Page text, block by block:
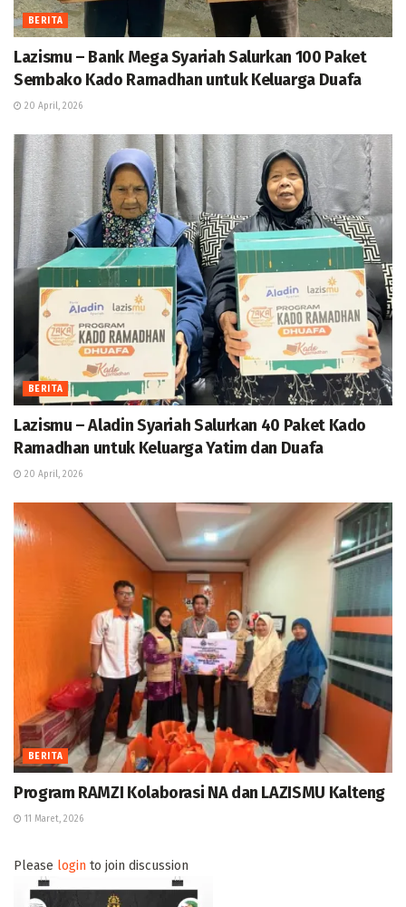
BERITA
Lazismu – Bank Mega Syariah Salurkan 100 Paket
Sembako Kado Ramadhan untuk Keluarga Duafa
20 April, 2026
BERITA
Lazismu – Aladin Syariah Salurkan 40 Paket Kado
Ramadhan untuk Keluarga Yatim dan Duafa
20 April, 2026
BERITA
Program RAMZI Kolaborasi NA dan LAZISMU Kalteng
11 Maret, 2026
Please login to join discussion